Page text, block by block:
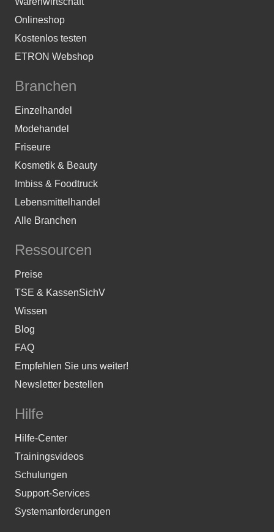
Onlineshop
Kostenlos testen
ETRON Webshop
Branchen
Einzelhandel
Modehandel
Friseure
Kosmetik & Beauty
Imbiss & Foodtruck
Lebensmittelhandel
Alle Branchen
Ressourcen
Preise
TSE & KassenSichV
Wissen
Blog
FAQ
Empfehlen Sie uns weiter!
Newsletter bestellen
Hilfe
Hilfe-Center
Trainingsvideos
Schulungen
Support-Services
Systemanforderungen